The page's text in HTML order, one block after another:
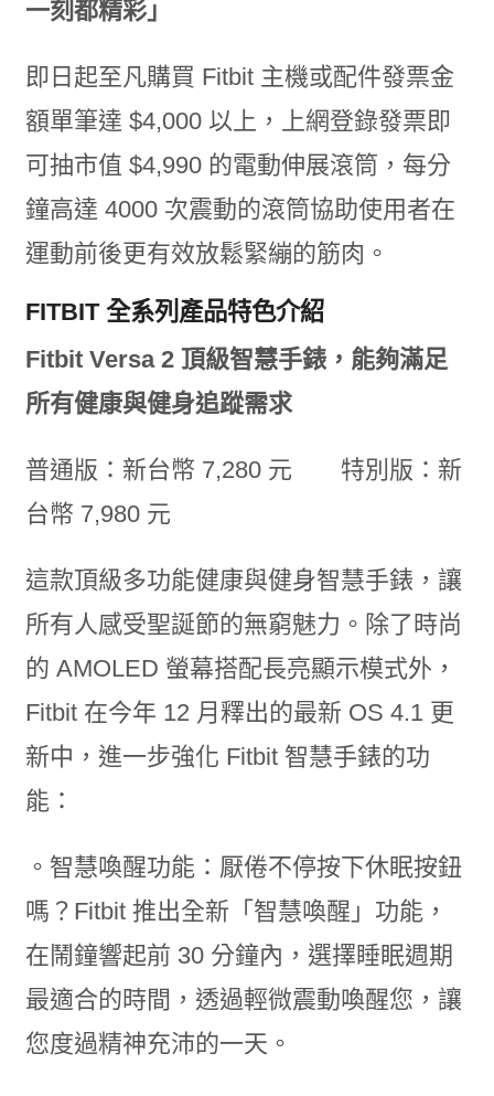
一刻都精彩」
即日起至凡購買 Fitbit 主機或配件發票金
額單筆達 $4,000 以上，上網登錄發票即
可抽市值 $4,990 的電動伸展滾筒，每分
鐘高達 4000 次震動的滾筒協助使用者在
運動前後更有效放鬆緊繃的筋肉。
FITBIT 全系列產品特色介紹
Fitbit Versa 2 頂級智慧手錶，能夠滿足
所有健康與健身追蹤需求
普通版：新台幣 7,280 元 特別版：新
台幣 7,980 元
這款頂級多功能健康與健身智慧手錶，讓
所有人感受聖誕節的無窮魅力。除了時尚
的 AMOLED 螢幕搭配長亮顯示模式外，
Fitbit 在今年 12 月釋出的最新 OS 4.1 更
新中，進一步強化 Fitbit 智慧手錶的功
能：
。智慧喚醒功能：厭倦不停按下休眠按鈕
嗎？Fitbit 推出全新「智慧喚醒」功能，
在鬧鐘響起前 30 分鐘內，選擇睡眠週期
最適合的時間，透過輕微震動喚醒您，讓
您度過精神充沛的一天。